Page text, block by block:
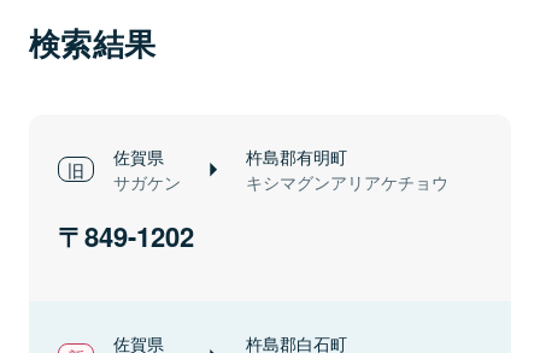
検索結果
佐賀県
サガケン
杵島郡有明町
キシマグンアリアケチョウ
849-1202
佐賀県 杵島郡白石町